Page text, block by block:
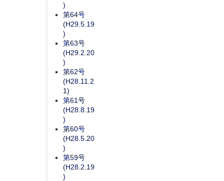
)
第64号
(H29.5.19
)
第63号
(H29.2.20
)
第62号
(H28.11.2
1)
第61号
(H28.8.19
)
第60号
(H28.5.20
)
第59号
(H28.2.19
)